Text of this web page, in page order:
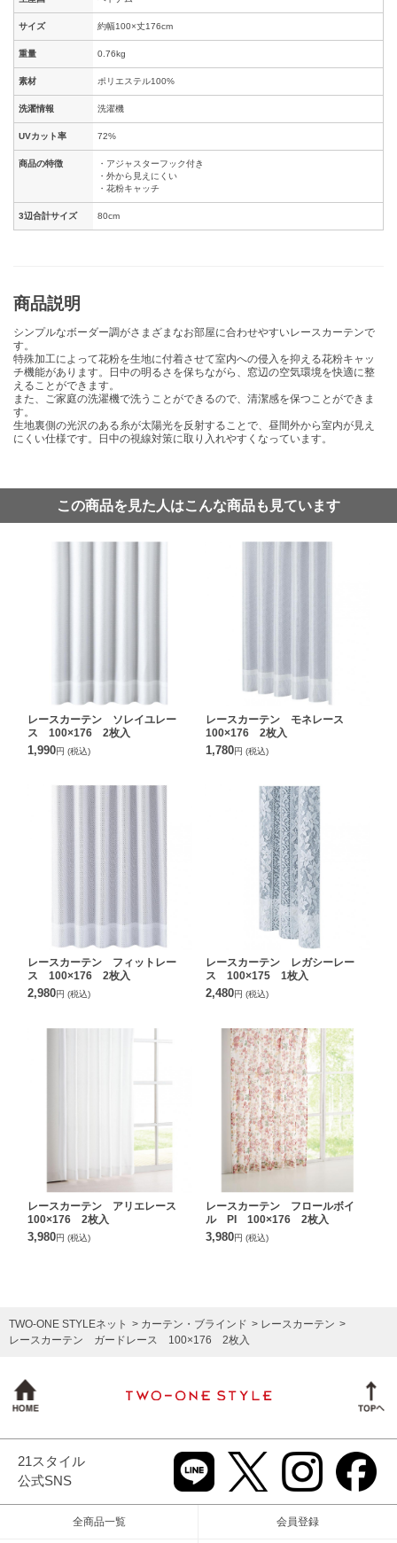
サイズ 約幅100×丈176cm
重量 0.76kg
素材 ポリエステル100%
洗濯情報 洗濯機
UVカット率 72%
商品の特徴
・アジャスターフック付き
・外から見えにくい
・花粉キャッチ
3辺合計サイズ 80cm
商品説明
シンプルなボーダー調がさまざまなお部屋に合わせやすいレースカーテンで
す。
特殊加工によって花粉を生地に付着させて室内への侵入を抑える花粉キャッ
チ機能があります。日中の明るさを保ちながら、窓辺の空気環境を快適に整
えることができます。
また、ご家庭の洗濯機で洗うことができるので、清潔感を保つことができま
す。
生地裏側の光沢のある糸が太陽光を反射することで、昼間外から室内が見え
にくい仕様です。日中の視線対策に取り入れやすくなっています。
この商品を見た人はこんな商品も見ています
レースカーテン ソレイユレー
ス 100×176 2枚入
1,990円 (税込)
レースカーテン モネレース
100×176 2枚入
1,780円 (税込)
レースカーテン フィットレー
ス 100×176 2枚入
2,980円 (税込)
レースカーテン レガシーレー
ス 100×175 1枚入
2,480円 (税込)
レースカーテン アリエレース
100×176 2枚入
3,980円 (税込)
レースカーテン フロールボイ
ル PI 100×176 2枚入
3,980円 (税込)
TWO-ONE STYLEネット カーテン・ブラインド
レースカーテン
レースカーテン ガードレース 100×176 2枚入
21スタイル
公式SNS
全商品一覧 会員登録